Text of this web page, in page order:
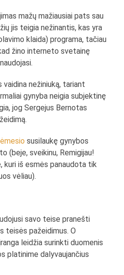
mažų mažiausiai pats sau
jis teigia nežinantis, kas yra
klaida) programa, tačiau
žino interneto svetainę
vaidina nežiniuką, tariant
gynyba neigia subjektinę
jog Sergejus Bernotas
susilaukę gynybos
(beje, sveikinu, Remigijau!
kuri iš esmės panaudota tik
vėliau).
savo teise pranešti
teisės pažeidimus. O
leidžia surinkti duomenis
platinime dalyvaujančius